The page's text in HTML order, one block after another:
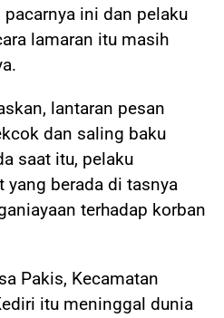
ini dan pelaku
lamaran itu masih
lantaran pesan
dan saling baku
saat itu, pelaku
berada di tasnya
terhadap korban
Pakis, Kecamatan
itu meninggal dunia